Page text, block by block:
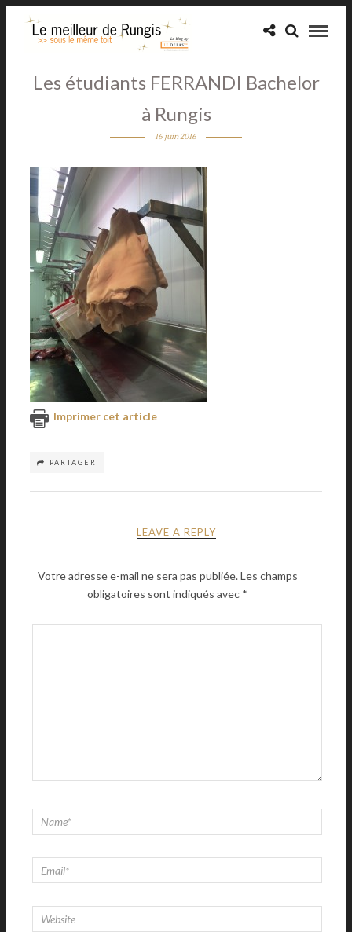
Les étudiants FERRANDI Bachelor
à Rungis
16 juin 2016
Imprimer cet article
PARTAGER
LEAVE A REPLY
Votre adresse e-mail ne sera pas publiée.Les champs
obligatoires sont indiqués avec *